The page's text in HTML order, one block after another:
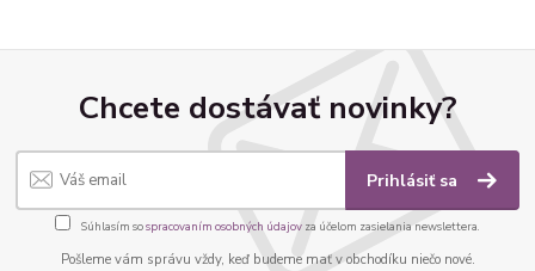
Chcete dostávať novinky?
Prihlásiť sa
Súhlasím sospracovaním osobných údajov za účelom zasielania newslettera.
Pošleme vám správu vždy, keď budeme mať v obchodíku niečo nové.